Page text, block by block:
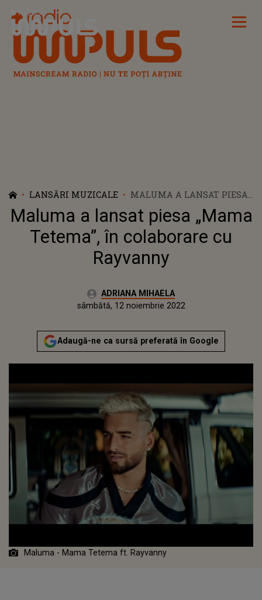
Radio Impuls
LANSĂRI MUZICALE
MALUMA A LANSAT PIESA
„MAMA TETEMA”, ÎN
COLABORARE CU RAYVANNY
Maluma a lansat piesa „Mama
Tetema”, în colaborare cu
Rayvanny
Autor:ADRIANA MIHAELA
vineri, 12 noiembrie 2021
Actualizat:
sâmbătă, 12 noiembrie 2022
Adaugă-ne ca sursă preferată în Google
Maluma - Mama Tetema ft. Rayvanny